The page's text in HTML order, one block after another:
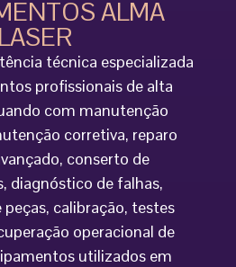
ALMA
LASER
técnica especializada
profissionais de alta
com manutenção
corretiva, reparo
conserto de
diagnóstico de falhas,
calibração, testes
operacional de
utilizados em